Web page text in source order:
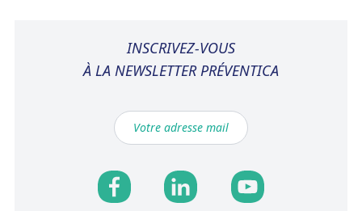
INSCRIVEZ-VOUS
À LA NEWSLETTER PRÉVENTICA